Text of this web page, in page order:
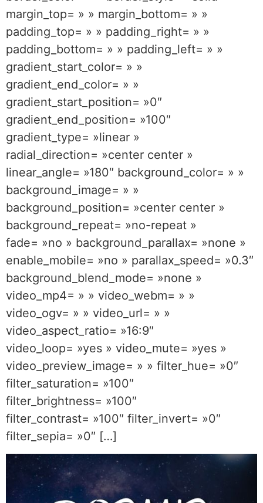
margin_top= » » margin_bottom= » »
padding_top= » » padding_right= » »
padding_bottom= » » padding_left= » »
gradient_start_color= » »
gradient_end_color= » »
gradient_start_position= »0″
gradient_end_position= »100″
gradient_type= »linear »
radial_direction= »center center »
linear_angle= »180″ background_color= » »
background_image= » »
background_position= »center center »
background_repeat= »no-repeat »
fade= »no » background_parallax= »none »
enable_mobile= »no » parallax_speed= »0.3″
background_blend_mode= »none »
video_mp4= » » video_webm= » »
video_ogv= » » video_url= » »
video_aspect_ratio= »16:9″
video_loop= »yes » video_mute= »yes »
video_preview_image= » » filter_hue= »0″
filter_saturation= »100″
filter_brightness= »100″
filter_contrast= »100″ filter_invert= »0″
filter_sepia= »0″ […]